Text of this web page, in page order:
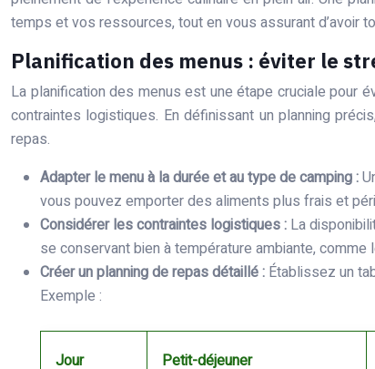
temps et vos ressources, tout en vous assurant d’avoir
Planification des menus : éviter le
La planification des menus est une étape cruciale pour
contraintes logistiques. En définissant un planning
repas.
Adapter le menu à la durée et au type de camping :
vous pouvez emporter des aliments plus frais et
Considérer les contraintes logistiques : La
se conservant bien à température ambiante,
Créer un planning de repas détaillé : Établissez un
Exemple :
Jour Petit-déjeuner